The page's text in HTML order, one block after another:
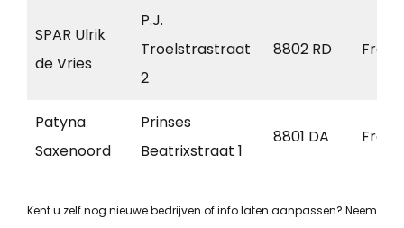
SPAR Ulrik
de Vries
P.J.
Troelstrastraat
2
8802 RD
Patyna
Saxenoord
Prinses
Beatrixstraat 1
8801 DA
Kent u zelf nog nieuwe bedrijven of info laten aanpassen? Neem